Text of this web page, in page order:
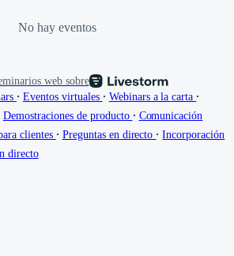
No hay eventos
web sobre
∙ Eventos virtuales ∙ Webinars a la carta ∙
Demostraciones de producto ∙ Comunicación
clientes ∙ Preguntas en directo ∙ Incorporación
directo